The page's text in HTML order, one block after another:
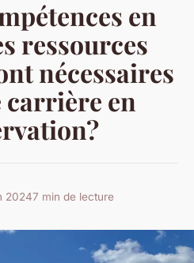
en
ressources
nécessaires
en
20247 min de lecture